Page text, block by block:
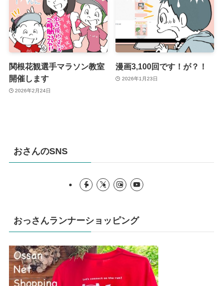
関根花観選手マラソン教室
開催します
2026年2月24日
漫画3,100回です！が？！
2026年1月23日
おさんのSNS
おっさんランナーショッピング